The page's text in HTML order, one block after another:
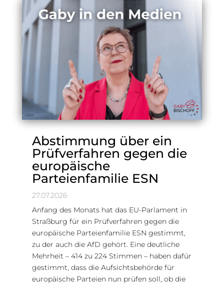
Abstimmung über ein
Prüfverfahren gegen die
europäische
Parteienfamilie ESN
27.07.2026
Anfang des Monats hat das EU-Parlament in
Straßburg für ein Prüfverfahren gegen die
europäische Parteienfamilie ESN gestimmt,
zu der auch die AfD gehört. Eine deutliche
Mehrheit – 414 zu 224 Stimmen – haben dafür
gestimmt, dass die Aufsichtsbehörde für
europäische Parteien nun prüfen soll, ob die